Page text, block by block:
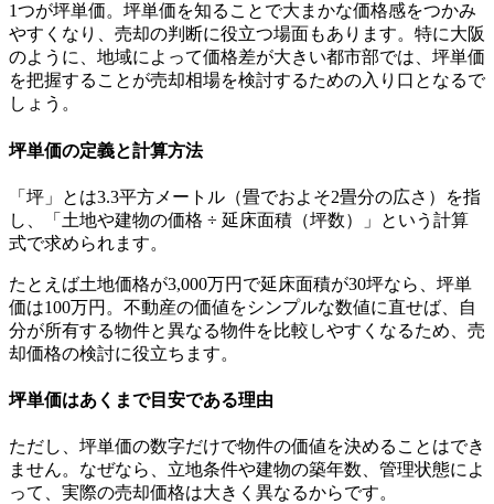
1つが坪単価。坪単価を知ることで大まかな価格感をつかみ
やすくなり、売却の判断に役立つ場面もあります。特に大阪
のように、地域によって価格差が大きい都市部では、坪単価
を把握することが売却相場を検討するための入り口となるで
しょう。
坪単価の定義と計算方法
「坪」とは3.3平方メートル（畳でおよそ2畳分の広さ）を指
し、「土地や建物の価格 ÷ 延床面積（坪数）」という計算
式で求められます。
たとえば土地価格が3,000万円で延床面積が30坪なら、坪単
価は100万円。不動産の価値をシンプルな数値に直せば、自
分が所有する物件と異なる物件を比較しやすくなるため、売
却価格の検討に役立ちます。
坪単価はあくまで目安である理由
ただし、坪単価の数字だけで物件の価値を決めることはでき
ません。なぜなら、立地条件や建物の築年数、管理状態によ
って、実際の売却価格は大きく異なるからです。